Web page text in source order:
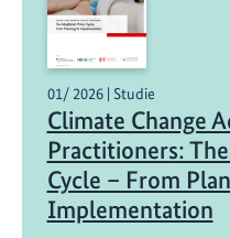
01/ 2026 | Studie
Climate Change
Practitioners:
Cycle – From
Implementation